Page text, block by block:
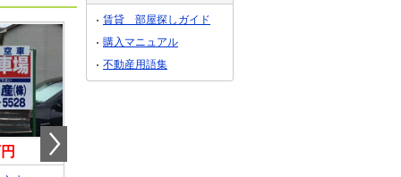
賃貸 部屋探しガイド
購入マニュアル
不動産用語集